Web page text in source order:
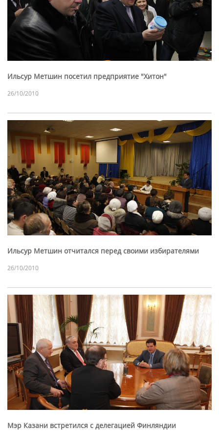
Ильсур Метшин посетил предприятие "Хитон"
26/10/2010
Ильсур Метшин отчитался перед своими избирателями
26/10/2010
Мэр Казани встретился с делегацией Финляндии